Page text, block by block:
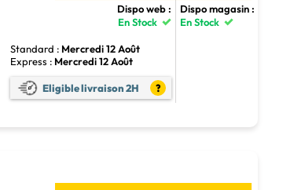
Dispo web :
En Stock
Standard : Mercredi 12 Août
Express : Mercredi 12 Août
Eligible livraison 2H ?
Dispo magasin :
En Stock